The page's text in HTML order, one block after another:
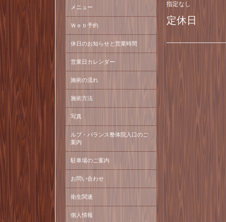
指定なし
定休日
メニュー
Ｗｅｂ予約
休日のお知らせと営業時間
営業日カレンダー
施術の流れ
施術方法
写真
ルブ・バランス整体院入口のご
案内
駐車場のご案内
お問い合わせ
衛生関連
個人情報